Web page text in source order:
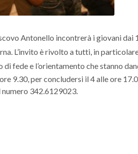
Antonello incontrerà i giovani dai
L’invito è rivolto a tutti, in
fede e l’orientamento che stanno
9.30, per concludersi il 4 alle ore
342.6129023.